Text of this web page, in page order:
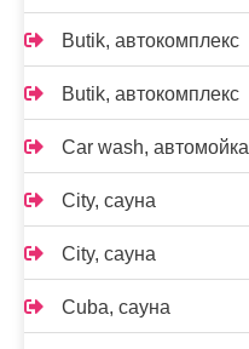
Butik, автокомплекс
Butik, автокомплекс
Car wash, автомойка
City, сауна
City, сауна
Cuba, сауна